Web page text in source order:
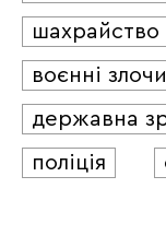
шахрайство
воєнні
державна
поліція